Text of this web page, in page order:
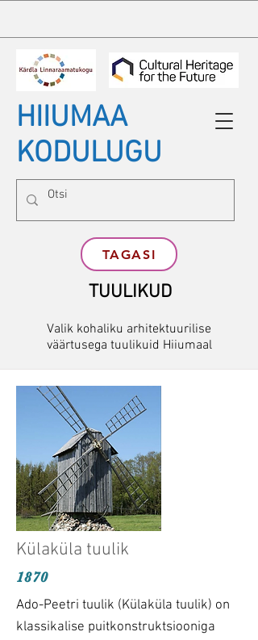
HIIUMAA
KODULUGU
TAGASI
TUULIKUD
Valik kohaliku arhitektuurilise
väärtusega tuulikuid Hiiumaal
Külaküla tuulik
1870
Ado-Peetri tuulik (Külaküla tuulik) on
klassikalise puitkonstruktsiooniga